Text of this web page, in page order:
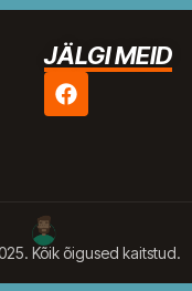
JÄLGI MEID
Kõik õigused kaitstud.